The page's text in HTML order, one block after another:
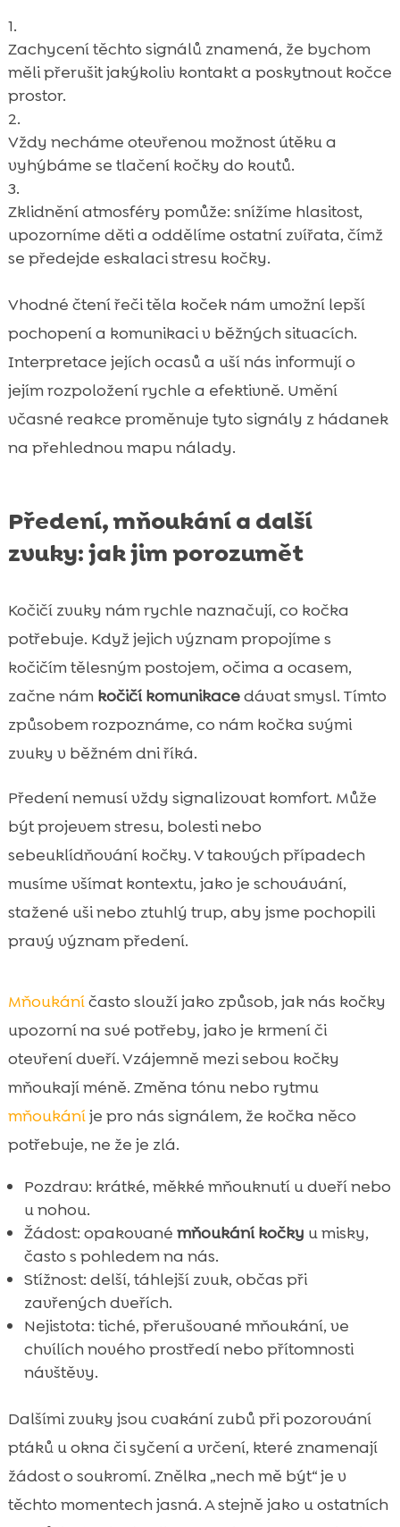
Zachycení těchto signálů znamená, že bychom
měli přerušit jakýkoliv kontakt a poskytnout kočce
prostor.
Vždy necháme otevřenou možnost útěku a
vyhýbáme se tlačení kočky do koutů.
Zklidnění atmosféry pomůže: snížíme hlasitost,
upozorníme děti a oddělíme ostatní zvířata, čímž
se předejde eskalaci stresu kočky.
Vhodné čtení řeči těla koček nám umožní lepší
pochopení a komunikaci v běžných situacích.
Interpretace jejích ocasů a uší nás informují o
jejím rozpoložení rychle a efektivně. Umění
včasné reakce proměnuje tyto signály z hádanek
na přehlednou mapu nálady.
Předení, mňoukání a další
zvuky: jak jim porozumět
Kočičí zvuky nám rychle naznačují, co kočka
potřebuje. Když jejich význam propojíme s
kočičím tělesným postojem, očima a ocasem,
začne nám kočičí komunikacedávat smysl. Tímto
způsobem rozpoznáme, co nám kočka svými
zvuky v běžném dni říká.
Předení nemusí vždy signalizovat komfort. Může
být projevem stresu, bolesti nebo
sebeuklídňování kočky. V takových případech
musíme všímat kontextu, jako je schovávání,
stažené uši nebo ztuhlý trup, aby jsme pochopili
pravý význam předení.
Mňoukáníčasto slouží jako způsob, jak nás kočky
upozorní na své potřeby, jako je krmení či
otevření dveří. Vzájemně mezi sebou kočky
mňoukají méně. Změna tónu nebo rytmu
mňoukáníje pro nás signálem, že kočka něco
potřebuje, ne že je zlá.
Pozdrav: krátké, měkké mňouknutí u dveří nebo
u nohou.
Žádost: opakované mňoukání kočky u misky,
často s pohledem na nás.
Stížnost: delší, táhlejší zvuk, občas při
zavřených dveřích.
Nejistota: tiché, přerušované mňoukání, ve
chvílích nového prostředí nebo přítomnosti
návštěvy.
Dalšími zvuky jsou cvakání zubů při pozorování
ptáků u okna či syčení a vrčení, které znamenají
žádost o soukromí. Znělka „nech mě být“ je v
těchto momentech jasná. A stejně jako u ostatních